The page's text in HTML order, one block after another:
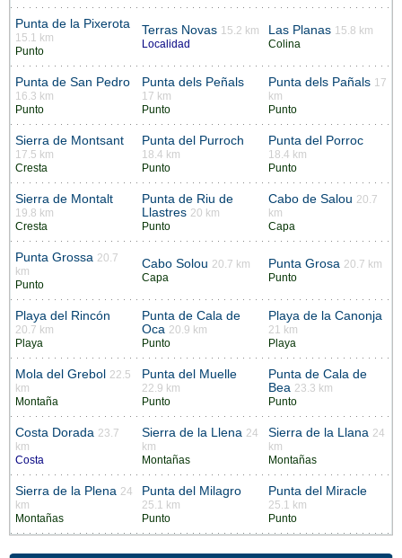
Punta de la Pixerota
15.1 km
Punto
Terras Novas 15.2 km
Localidad
Las Planas 15.8 km
Colina
Punta de San Pedro
16.3 km
Punto
Punta dels Peñals
17 km
Punto
Punta dels Pañals 17
km
Punto
Sierra de Montsant
17.5 km
Cresta
Punta del Purroch
18.4 km
Punto
Punta del Porroc
18.4 km
Punto
Sierra de Montalt
19.8 km
Cresta
Punta de Riu de
Llastres 20 km
Punto
Cabo de Salou 20.7
km
Capa
Punta Grossa 20.7
km
Punto
Cabo Solou 20.7 km
Capa
Punta Grosa 20.7 km
Punto
Playa del Rincón
20.7 km
Playa
Punta de Cala de
Oca 20.9 km
Punto
Playa de la Canonja
21 km
Playa
Mola del Grebol
22.5
km
Montaña
Punta del Muelle
22.9 km
Punto
Punta de Cala de
Bea 23.3 km
Punto
Costa Dorada 23.7
km
Costa
Sierra de la Llena 24
km
Montañas
Sierra de la Llana 24
km
Montañas
Sierra de la Plena 24
km
Montañas
Punta del Milagro
25.1 km
Punto
Punta del Miracle
25.1 km
Punto